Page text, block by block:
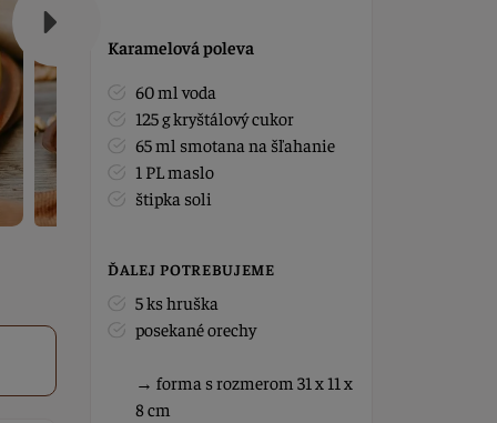
Karamelová poleva
60 ml voda
125 g kryštálový cukor
65 ml smotana na šľahanie
1 PL maslo
štipka soli
ĎALEJ POTREBUJEME
5 ks hruška
posekané orechy
→ forma s rozmerom 31 x 11 x
8 cm